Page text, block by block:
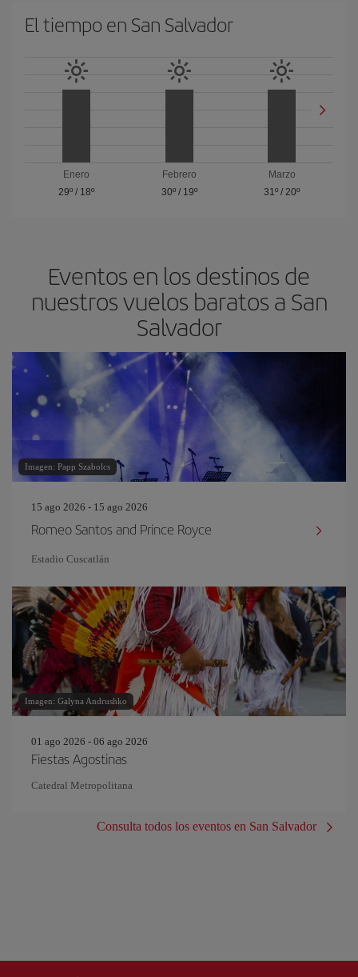
El tiempo en San Salvador
Enero
29º/ 18º
Febrero
30º/ 19º
Marzo
31º /20º
Eventos en los destinos de
nuestros vuelos baratos a San
Salvador
Imagen: Papp Szabolcs
15 ago 2026 - 15 ago 2026
Romeo Santos and Prince Royce
Estadio Cuscatlán
Imagen: Galyna Andrushko
01 ago 2026 - 06 ago 2026
Fiestas Agostinas
Catedral Metropolitana
Consulta todos los eventos en San Salvador